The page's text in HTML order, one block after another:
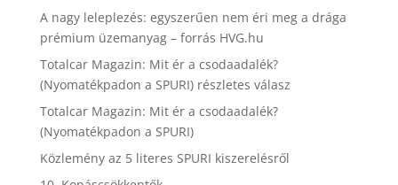
A nagy leleplezés: egyszerűen nem éri meg a drága
prémium üzemanyag – forrás HVG.hu
Totalcar Magazin: Mit ér a csodaadalék?
(Nyomatékpadon a SPURI) részletes válasz
Totalcar Magazin: Mit ér a csodaadalék?
(Nyomatékpadon a SPURI)
Közlemény az 5 literes SPURI kiszerelésről